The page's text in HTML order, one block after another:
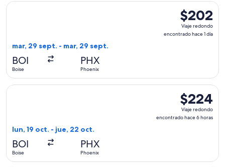
$202
Viaje
redondo,
$202
Viaje redondo
encontrado hace 1 día
mar, 29 sept. - mar, 29 sept.
BOI
Boise
PHX
Phoenix
Seleccionar vuelo de Alaska Airlines, con salida el mar, 29
$224
Viaje
redondo,
$224
Viaje redondo
encontrado hace 6 horas
lun, 19 oct. - jue, 22 oct.
BOI
Boise
PHX
Phoenix
Seleccionar vuelo de Frontier Airlines, con salida el lun, 19